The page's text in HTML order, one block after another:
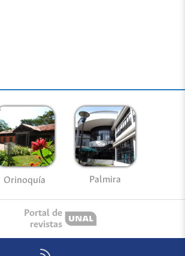
Orinoquía Palmira
Portal de
revistas